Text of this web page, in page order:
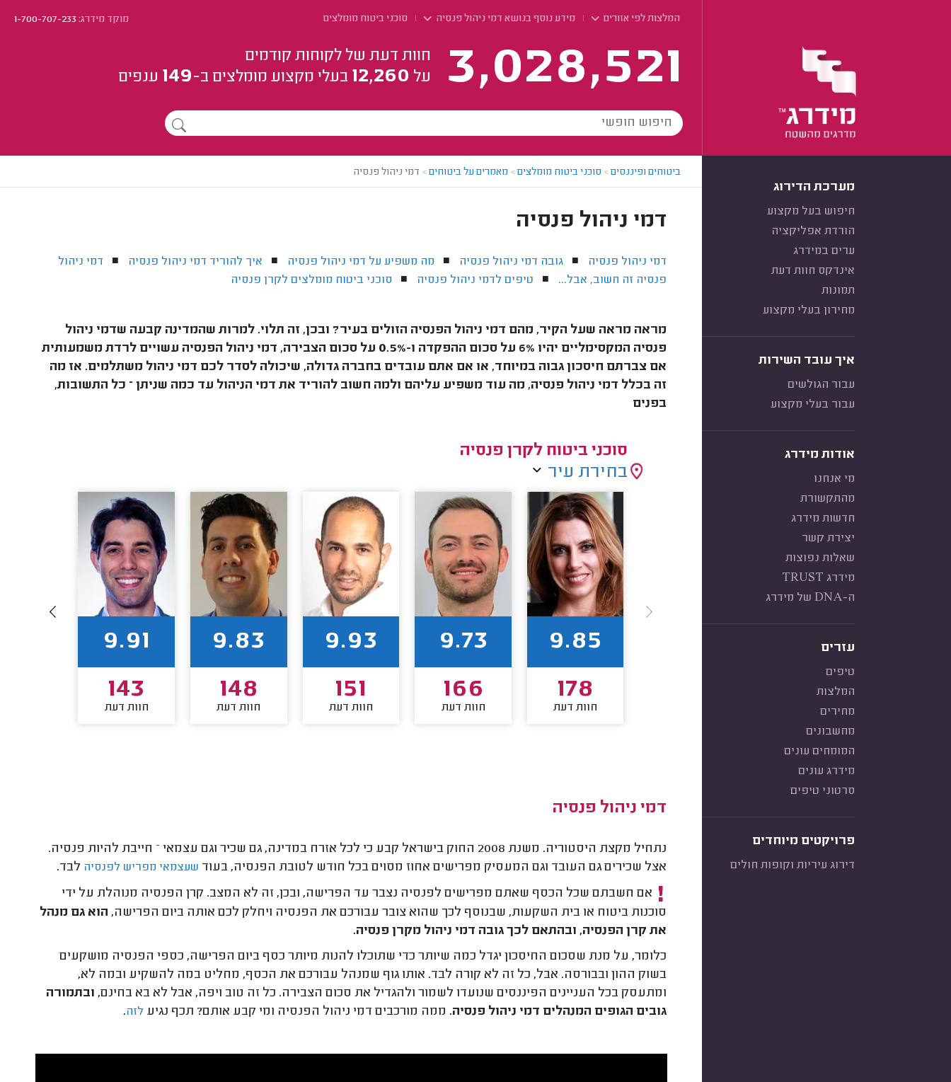
המלצות לפי אזורים מידע נוסף בנושא דמי ניהול פנסיה סוכני ביטוח מומלצים מוקד מידרג:1-700-707-233
3,028,521
חוות דעת של לקוחות קודמים
על 12,260 בעלי מקצוע מומלצים ב-149 ענפים
מערכת הדירוג
חיפוש בעל מקצוע
הורדת אפליקציה
ערים במידרג
אינדקס חוות דעת
תמונות
מחירון בעלי מקצוע
איך עובד השירות
עבור הגולשים
עבור בעלי מקצוע
אודות מידרג
מי אנחנו
מהתקשורת
חדשות מידרג
יצירת קשר
שאלות נפוצות
מידרג TRUST
ה-DNA של מידרג
עזרים
טיפים
המלצות
מחירים
מחשבונים
המומחים עונים
מידרג עונים
סרטוני טיפים
פרויקטים מיוחדים
דירוג עיריות וקופות חולים
ביטוחים ופיננסים> סוכני ביטוח מומלצים> מאמרים על ביטוחים> דמי ניהול פנסיה
דמי ניהול פנסיה
דמי ניהול פנסיה ■ גובה דמי ניהול פנסיה ■ מה משפיע על דמי ניהול פנסיה ■ איך להוריד דמי ניהול פנסיה ■ דמי ניהול
פנסיה זה חשוב, אבל...
■ טיפים לדמי ניהול פנסיה ■ סוכני ביטוח מומלצים לקרן פנסיה
מראה מראה שעל הקיר, מהם דמי ניהול הפנסיה הזולים בעיר? ובכן, זה תלוי. למרות שהמדינה קבעה שדמי ניהול
פנסיה המקסימליים יהיו 6% על סכום ההפקדה ו-0.5% על סכום הצבירה, דמי ניהול הפנסיה עשויים לרדת משמעותית
אם צברתם חיסכון גבוה במיוחד, או אם אתם עובדים בחברה גדולה, שיכולה לסדר לכם דמי ניהול משתלמים. אז מה
זה בכלל דמי ניהול פנסיה, מה עוד משפיע עליהם ולמה חשוב להוריד את דמי הניהול עד כמה שניתן – כל התשובות,
בפנים
סוכני ביטוח לקרן פנסיה
בחירת עיר
9.85
178
חוות דעת
9.73
166
חוות דעת
9.93
151
חוות דעת
9.83
148
חוות דעת
9.91
143
חוות דעת
דמי ניהול פנסיה
נתחיל מקצת היסטוריה. משנת 2008 החוק בישראל קבע כי לכל אזרח במדינה, גם שכיר וגם עצמאי – חייבת להיות פנסיה.
אצל שכירים גם העובד וגם המעסיק מפרישים אחוז מסוים בכל חודש לטובת הפנסיה, בעוד שעצמאי מפריש לפנסיה לבד.
אם חשבתם שכל הכסף שאתם מפרישים לפנסיה נצבר עד הפרישה, ובכן, זה לא המצב. קרן הפנסיה מנוהלת על ידי
סוכנות ביטוח או בית השקעות, שבנוסף לכך שהוא צובר עבורכם את הפנסיה ויחלק לכם אותה ביום הפרישה, הוא גם מנהל
את קרן הפנסיה, ובהתאם לכך גובה דמי ניהול מקרן פנסיה.
כלומר, על מנת שסכום החיסכון יגדל כמה שיותר כדי שתוכלו להנות מיותר כסף ביום הפרישה, כספי הפנסיה מושקעים
בשוק ההון ובבורסה. אבל, כל זה לא קורה לבד. אותו גוף שמנהל עבורכם את הכסף, מחליט במה להשקיע ובמה לא,
ומתעסק בכל העניינים הפיננסים שנועדו לשמור ולהגדיל את סכום הצבירה. כל זה טוב ויפה, אבל לא בא בחינם, ובתמורה
גובים הגופים המנהלים דמי ניהול פנסיה. ממה מורכבים דמי ניהול הפנסיה ומי קבע אותם? תכף נגיע לזה.